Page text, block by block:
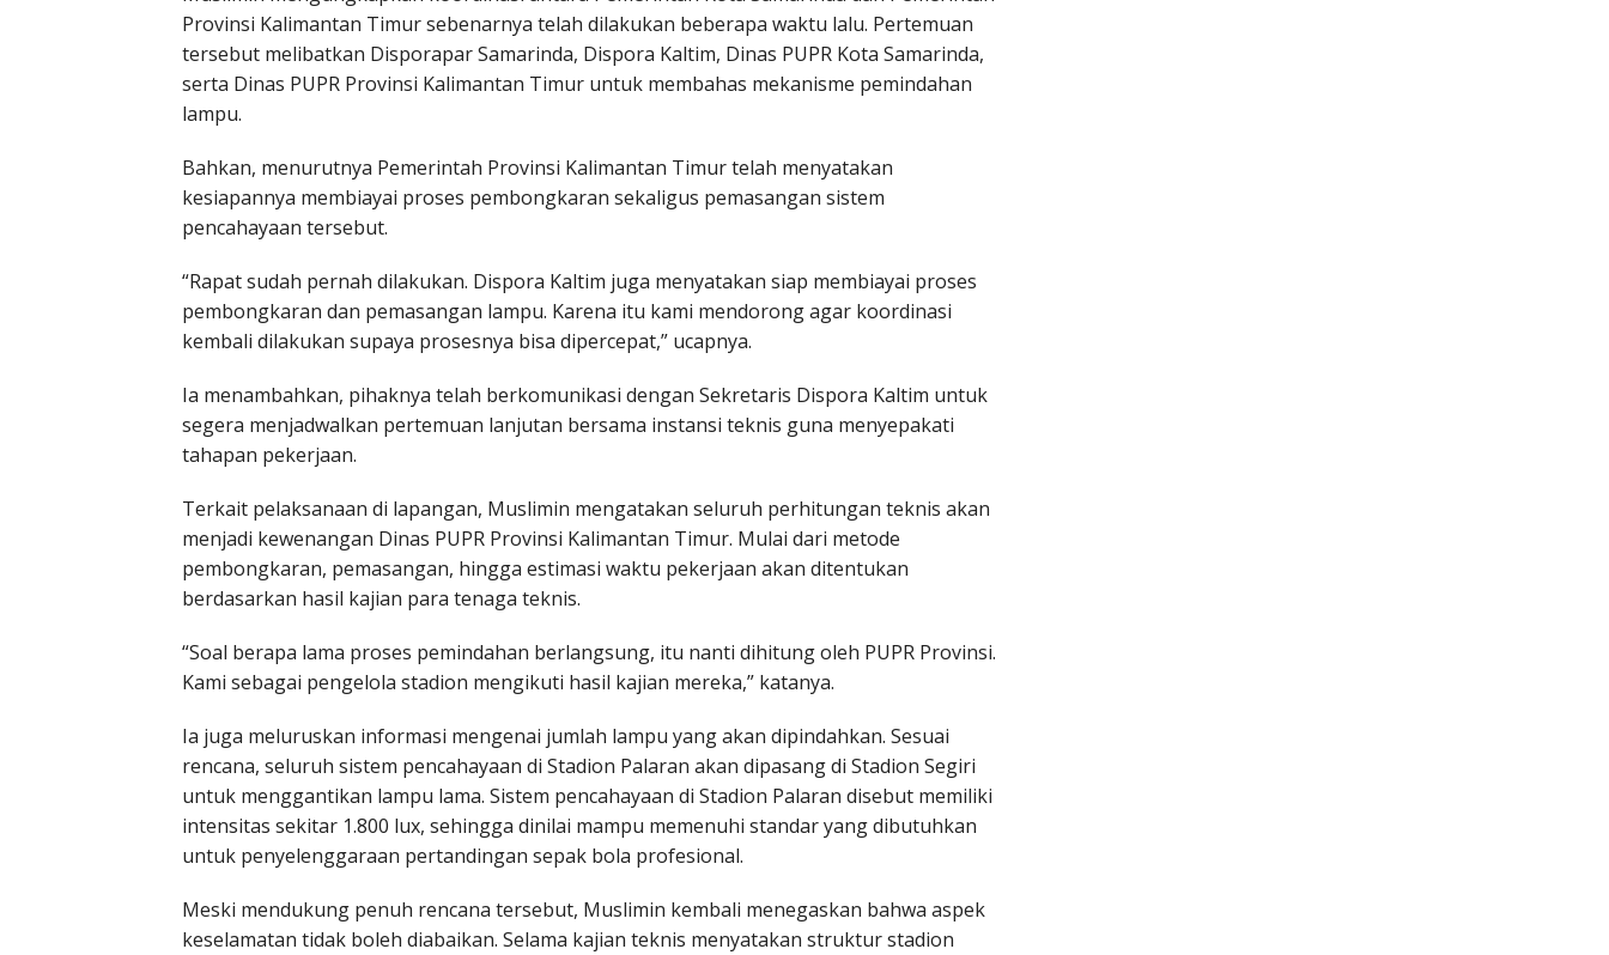
Provinsi Kalimantan Timur sebenarnya telah dilakukan beberapa waktu lalu. Pertemuan
tersebut melibatkan Disporapar Samarinda, Dispora Kaltim, Dinas PUPR Kota Samarinda,
serta Dinas PUPR Provinsi Kalimantan Timur untuk membahas mekanisme pemindahan
lampu.
Bahkan, menurutnya Pemerintah Provinsi Kalimantan Timur telah menyatakan
kesiapannya membiayai proses pembongkaran sekaligus pemasangan sistem
pencahayaan tersebut.
“Rapat sudah pernah dilakukan. Dispora Kaltim juga menyatakan siap membiayai proses
pembongkaran dan pemasangan lampu. Karena itu kami mendorong agar koordinasi
kembali dilakukan supaya prosesnya bisa dipercepat,” ucapnya.
Ia menambahkan, pihaknya telah berkomunikasi dengan Sekretaris Dispora Kaltim untuk
segera menjadwalkan pertemuan lanjutan bersama instansi teknis guna menyepakati
tahapan pekerjaan.
Terkait pelaksanaan di lapangan, Muslimin mengatakan seluruh perhitungan teknis akan
menjadi kewenangan Dinas PUPR Provinsi Kalimantan Timur. Mulai dari metode
pembongkaran, pemasangan, hingga estimasi waktu pekerjaan akan ditentukan
berdasarkan hasil kajian para tenaga teknis.
“Soal berapa lama proses pemindahan berlangsung, itu nanti dihitung oleh PUPR Provinsi.
Kami sebagai pengelola stadion mengikuti hasil kajian mereka,” katanya.
Ia juga meluruskan informasi mengenai jumlah lampu yang akan dipindahkan. Sesuai
rencana, seluruh sistem pencahayaan di Stadion Palaran akan dipasang di Stadion Segiri
untuk menggantikan lampu lama. Sistem pencahayaan di Stadion Palaran disebut memiliki
intensitas sekitar 1.800 lux, sehingga dinilai mampu memenuhi standar yang dibutuhkan
untuk penyelenggaraan pertandingan sepak bola profesional.
Meski mendukung penuh rencana tersebut, Muslimin kembali menegaskan bahwa aspek
keselamatan tidak boleh diabaikan. Selama kajian teknis menyatakan struktur stadion